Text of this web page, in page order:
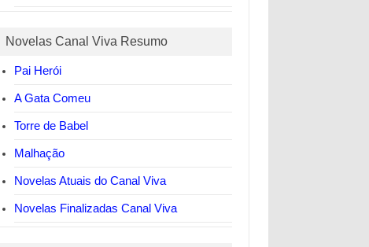
Novelas Canal Viva Resumo
Pai Herói
A Gata Comeu
Torre de Babel
Malhação
Novelas Atuais do Canal Viva
Novelas Finalizadas Canal Viva